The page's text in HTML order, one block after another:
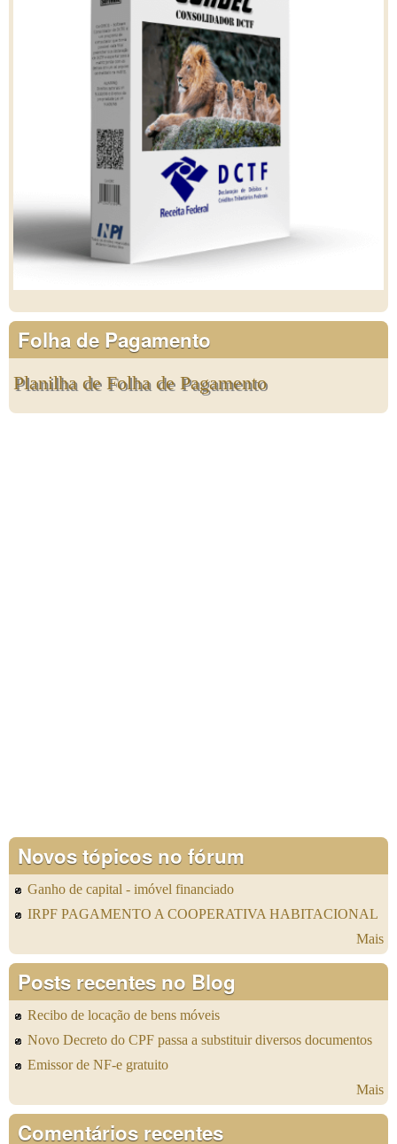
Folha de Pagamento
Planilha de Folha de Pagamento
Novos tópicos no fórum
Ganho de capital - imóvel financiado
IRPF PAGAMENTO A COOPERATIVA HABITACIONAL
Mais
Posts recentes no Blog
Recibo de locação de bens móveis
Novo Decreto do CPF passa a substituir diversos documentos
Emissor de NF-e gratuito
Mais
Comentários recentes